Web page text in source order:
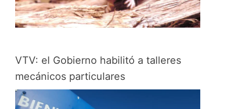
VTV: el Gobierno habilitó a talleres
mecánicos particulares